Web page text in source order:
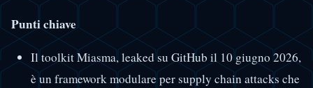
Punti chiave
Il toolkit Miasma, leaked su GitHub il 10 giugno 2026,
è un framework modulare per supply chain attacks che